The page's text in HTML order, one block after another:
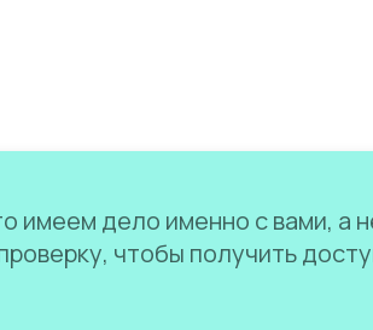
имеем дело именно с вами, а
чтобы получить